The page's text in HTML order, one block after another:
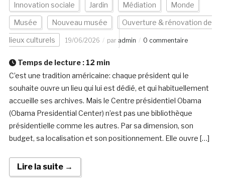
Innovation sociale Jardin Médiation Monde
Musée Nouveau musée Ouverture & rénovation de
lieux culturels 19/06/2026 par admin 0 commentaire
Temps de lecture : 12 min
C’est une tradition américaine: chaque président qui le
souhaite ouvre un lieu qui lui est dédié, et qui habituellement
accueille ses archives. Mais le Centre présidentiel Obama
(Obama Presidential Center) n’est pas une bibliothèque
présidentielle comme les autres. Par sa dimension, son
budget, sa localisation et son positionnement. Elle ouvre […]
Lire la suite →